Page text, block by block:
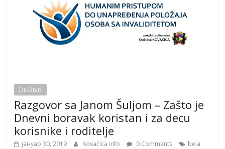
Društvo
Razgovor sa Janom Šuljom – Zašto je
Dnevni boravak koristan i za decu
korisnike i roditelje
јануар 30, 2019 Kovačica info 0 Comments
bela